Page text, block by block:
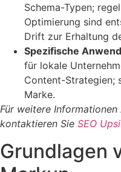
Schema-Typen;
Optimierung sind
Drift zur Erhaltung
Spezifische
für lokale
Content-Strategien;
Marke.
Für weitere
kontaktieren Sie SEO
Grundlagen